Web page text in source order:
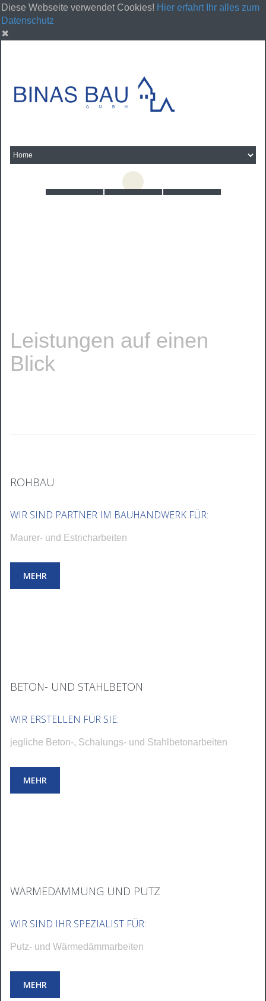
Diese Webseite verwendet Cookies! Hier erfahrt Ihr alles zum
Datenschutz
✖
Leistungen auf einen
Blick
ROHBAU
WIR SIND PARTNER IM BAUHANDWERK FÜR:
Maurer- und Estricharbeiten
MEHR
BETON- UND STAHLBETON
WIR ERSTELLEN FÜR SIE:
jegliche Beton-, Schalungs- und Stahlbetonarbeiten
MEHR
WÄRMEDÄMMUNG UND PUTZ
WIR SIND IHR SPEZIALIST FÜR:
Putz- und Wärmedämmarbeiten
MEHR